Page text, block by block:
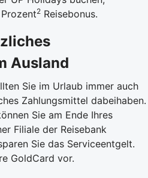
2 Reisebonus.
Ausland
Sie im Urlaub immer auch
Zahlungsmittel dabeihaben.
Sie am Ende Ihres
Filiale der Reisebank
Sie das Serviceentgelt.
GoldCard vor.